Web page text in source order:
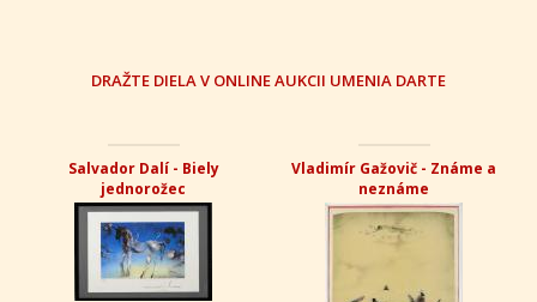
DRAŽTE DIELA V ONLINE AUKCII UMENIA DARTE
Salvador Dalí - Biely
jednorožec
Vladimír Gažovič - Známe a
neznáme